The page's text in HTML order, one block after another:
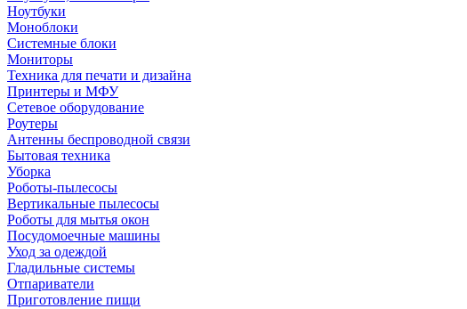
Ноутбуки
Моноблоки
Системные блоки
Мониторы
Техника для печати и дизайна
Принтеры и МФУ
Сетевое оборудование
Роутеры
Антенны беспроводной связи
Бытовая техника
Уборка
Роботы-пылесосы
Вертикальные пылесосы
Роботы для мытья окон
Посудомоечные машины
Уход за одеждой
Гладильные системы
Отпариватели
Приготовление пищи